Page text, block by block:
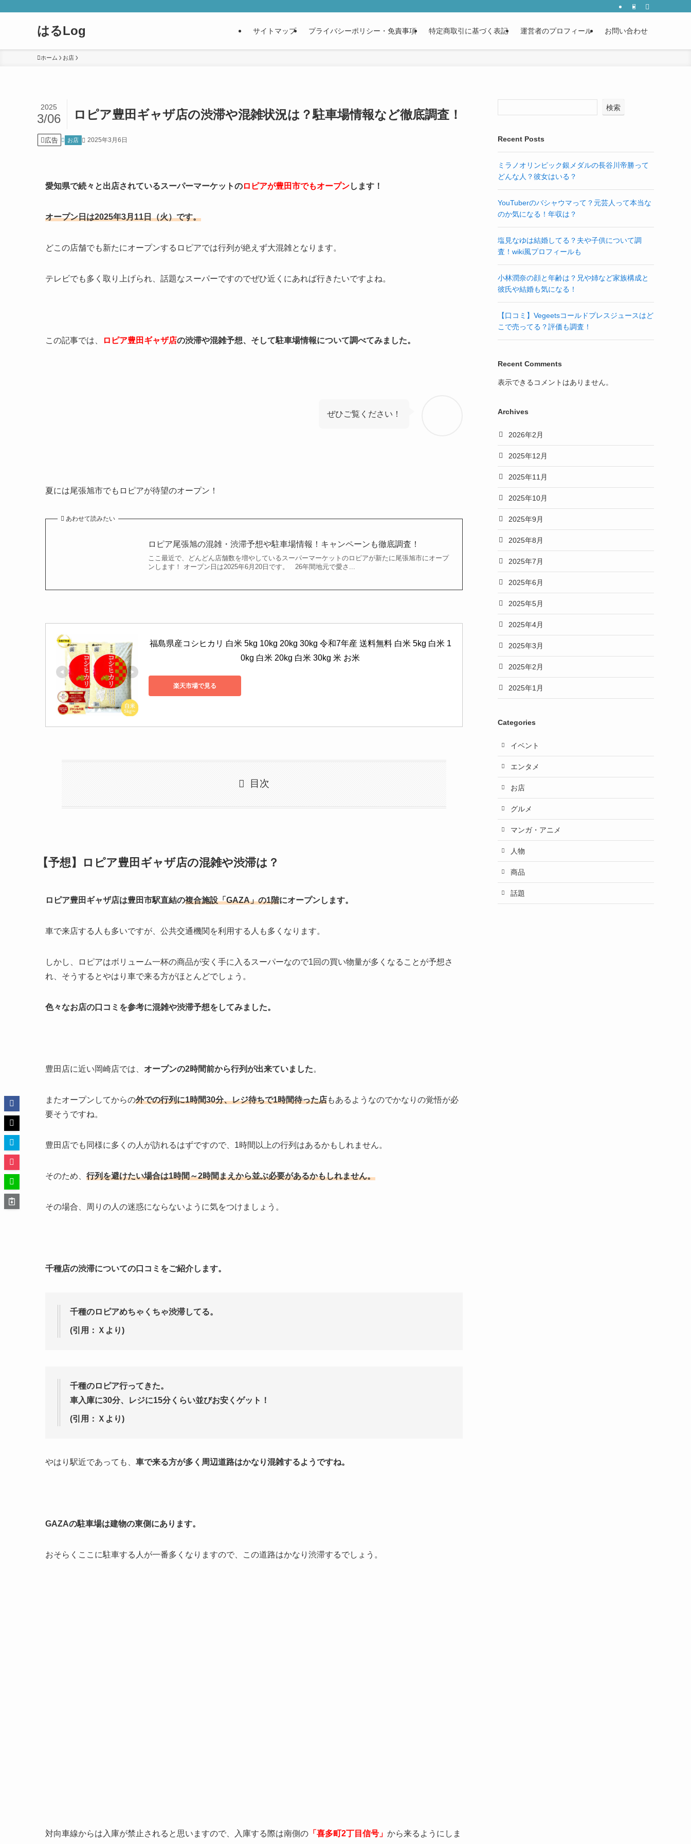
はるLog サイトマップ プライバシーポリシー・免責事項 特定商取引に基づく表記 運営者のプロフィール お問い合わせ
ホーム お店
ロピア豊田ギャザ店の渋滞や混雑状況は？駐車場情報など徹底調査！
2025
3/06
広告 お店 2025年3月6日
愛知県で続々と出店されているスーパーマーケットのロピアが豊田市でもオープンします！
オープン日は2025年3月11日（火）です。
どこの店舗でも新たにオープンするロピアでは行列が絶えず大混雑となります。
テレビでも多く取り上げられ、話題なスーパーですのでぜひ近くにあれば行きたいですよね。
この記事では、 ロピア豊田ギャザ店の渋滞や混雑予想、そして駐車場情報について調べてみました。
ぜひご覧ください！
夏には尾張旭市でもロピアが待望のオープン！
あわせて読みたい
ロピア尾張旭の混雑・渋滞予想や駐車場情報！キャンペーンも徹底調査！
ここ最近で、どんどん店舗数を増やしているスーパーマーケットのロピアが新たに尾張旭市にオープ
ンします！ オープン日は2025年6月20日です。 26年間地元で愛さ...
福島県産コシヒカリ 白米 5kg 10kg 20kg 30kg 令和7年産 送料無料 白米 5kg 白米 1
0kg 白米 20kg 白米 30kg 米 お米
楽天市場で見る
目次
【予想】ロピア豊田ギャザ店の混雑や渋滞は？
ロピア豊田ギャザ店は豊田市駅直結の複合施設「GAZA」の1階にオープンします。
車で来店する人も多いですが、公共交通機関を利用する人も多くなります。
しかし、ロピアはボリューム一杯の商品が安く手に入るスーパーなので1回の買い物量が多くなることが予想さ
れ、そうするとやはり車で来る方がほとんどでしょう。
色々なお店の口コミを参考に混雑や渋滞予想をしてみました。
豊田店に近い岡崎店では、 オープンの2時間前から行列が出来ていました。
またオープンしてからの外での行列に1時間30分、レジ待ちで1時間待った店もあるようなのでかなりの覚悟が必
要そうですね。
豊田店でも同様に多くの人が訪れるはずですので、1時間以上の行列はあるかもしれません。
そのため、 行列を避けたい場合は1時間～2時間まえから並ぶ必要があるかもしれません。
その場合、周りの人の迷惑にならないように気をつけましょう。
千種店の渋滞についての口コミをご紹介します。
千種のロピアめちゃくちゃ渋滞してる。
(引用：Ｘより)
千種のロピア行ってきた。
車入庫に30分、レジに15分くらい並びお安くゲット！
(引用：Ｘより)
やはり駅近であっても、 車で来る方が多く周辺道路はかなり混雑するようですね。
GAZAの駐車場は建物の東側にあります。
おそらくここに駐車する人が一番多くなりますので、この道路はかなり渋滞するでしょう。
対向車線からは入庫が禁止されると思いますので、入庫する際は南側の 「喜多町2丁目信号」 から来るようにしま
検索
Recent Posts
ミラノオリンピック銀メダルの長谷川帝勝って
どんな人？彼女はいる？
YouTuberのバシャウマって？元芸人って本当な
のか気になる！年収は？
塩見なゆは結婚してる？夫や子供について調
査！wiki風プロフィールも
小林潤奈の顔と年齢は？兄や姉など家族構成と
彼氏や結婚も気になる！
【口コミ】Vegeetsコールドプレスジュースはど
こで売ってる？評価も調査！
Recent Comments
表示できるコメントはありません。
Archives
2026年2月
2025年12月
2025年11月
2025年10月
2025年9月
2025年8月
2025年7月
2025年6月
2025年5月
2025年4月
2025年3月
2025年2月
2025年1月
Categories
イベント
エンタメ
お店
グルメ
マンガ・アニメ
人物
商品
話題